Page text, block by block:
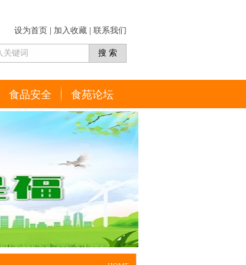
设为首页 加入收藏 联系我们
食品安全 食苑论坛